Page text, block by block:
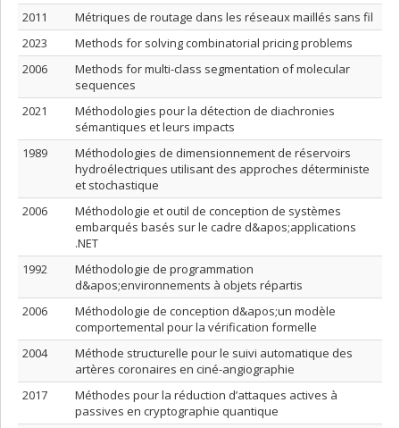
2011
Métriques de routage dans les réseaux maillés sans fil
2023
Methods for solving combinatorial pricing problems
2006
Methods for multi-class segmentation of molecular
sequences
2021
Méthodologies pour la détection de diachronies
sémantiques et leurs impacts
1989
Méthodologies de dimensionnement de réservoirs
hydroélectriques utilisant des approches déterministe
et stochastique
2006
Méthodologie et outil de conception de systèmes
embarqués basés sur le cadre d&apos;applications
.NET
1992
Méthodologie de programmation
d&apos;environnements à objets répartis
2006
Méthodologie de conception d&apos;un modèle
comportemental pour la vérification formelle
2004
Méthode structurelle pour le suivi automatique des
artères coronaires en ciné-angiographie
2017
Méthodes pour la réduction d’attaques actives à
passives en cryptographie quantique